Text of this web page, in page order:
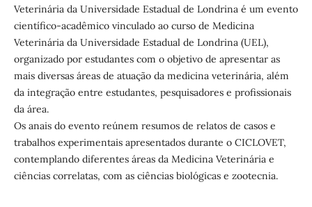
Veterinária da Universidade Estadual de Londrina é um evento
científico-acadêmico vinculado ao curso de Medicina
Veterinária da Universidade Estadual de Londrina (UEL),
organizado por estudantes com o objetivo de apresentar as
mais diversas áreas de atuação da medicina veterinária, além
da integração entre estudantes, pesquisadores e profissionais
da área.
Os anais do evento reúnem resumos de relatos de casos e
trabalhos experimentais apresentados durante o CICLOVET,
contemplando diferentes áreas da Medicina Veterinária e
ciências correlatas, com as ciências biológicas e zootecnia.